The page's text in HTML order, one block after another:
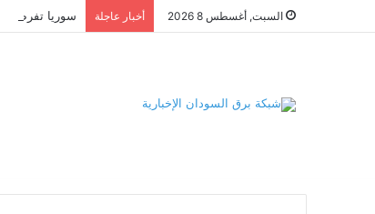
السبت, أغسطس 8 2026 أخبار عاجلة